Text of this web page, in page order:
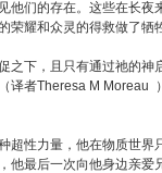
他们的存在。这些在长夜
荣耀和众灵的得救做了牺
之下，且只有通过祂的神
译者Theresa M Moreau
超性力量，他在物质世界
他最后一次向他身边亲爱